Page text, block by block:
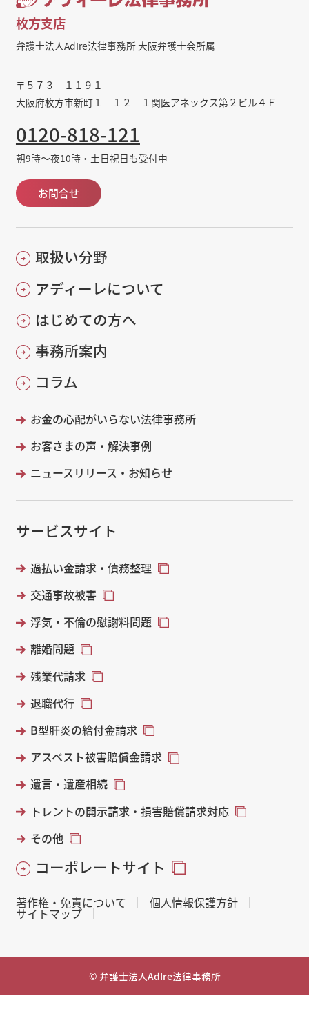
枚方支店
弁護士法人AdIre法律事務所 大阪弁護士会所属
〒５７３－１１９１
大阪府枚方市新町１－１２－１関医アネックス第２ビル４Ｆ
0120-818-121
朝9時～夜10時・土日祝日も受付中
お問合せ
取扱い分野
アディーレについて
はじめての方へ
事務所案内
コラム
お金の心配がいらない法律事務所
お客さまの声・解決事例
ニュースリリース・お知らせ
サービスサイト
過払い金請求・債務整理
交通事故被害
浮気・不倫の慰謝料問題
離婚問題
残業代請求
退職代行
B型肝炎の給付金請求
アスベスト被害賠償金請求
遺言・遺産相続
トレントの開示請求・損害賠償請求対応
その他
コーポレートサイト
著作権・免責について 個人情報保護方針
サイトマップ
© 弁護士法人AdIre法律事務所